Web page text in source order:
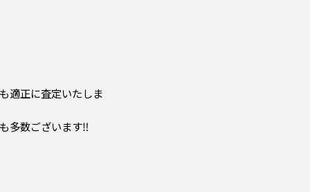
適正に査定いたしま
多数ございます‼️